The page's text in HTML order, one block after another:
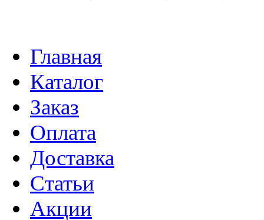
Главная
Каталог
Заказ
Оплата
Доставка
Статьи
Акции